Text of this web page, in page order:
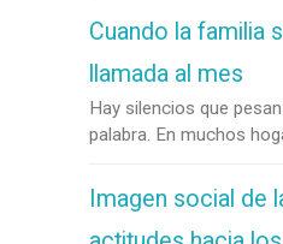
Cuando la familia
llamada al mes
Hay silencios que
palabra. En muchos
Imagen social de